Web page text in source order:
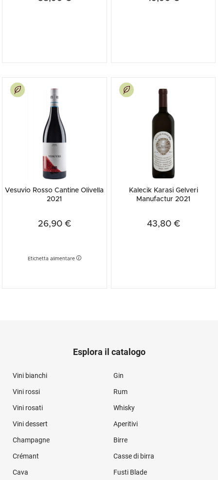
Vesuvio Rosso Cantine Olivella
2021
26,90 €
Etichetta alimentare
Kalecik Karasi Gelveri
Manufactur 2021
43,80 €
Esplora il catalogo
Vini bianchi Gin
Vini rossi Rum
Vini rosati Whisky
Vini dessert Aperitivi
Champagne Birre
Crémant Casse di birra
Cava Fusti Blade